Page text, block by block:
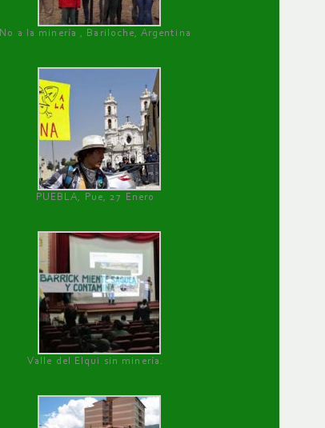
No a la minería , Bariloche, Argentina
PUEBLA, Pue, 27 Enero
Valle del Elqui sin minería.